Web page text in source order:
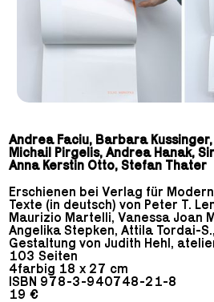
Andrea Faciu, Barbara
Michail Pirgelis, Andrea Hanak,
Anna Kerstin Otto, Stefan Thater
Erschienen bei Verlag für
Texte (in deutsch) von Peter T.
Maurizio Martelli, Vanessa Joan
Angelika Stepken, Attila Tordai-
Gestaltung von Judith Hehl,
103 Seiten
4farbig 18 x 27 cm
ISBN 978-3-940748-21-8
19 €